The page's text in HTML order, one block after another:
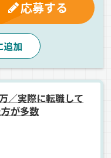
夜
長距離
用車
レット輸送
ウィング車
応募する
追加
／実際に転職して
が多数